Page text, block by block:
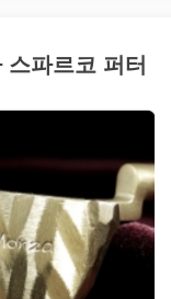
스파르코 퍼터